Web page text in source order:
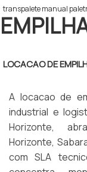
transpalete manual
LOCACAO DE
A locacao de
industrial e
Horizonte,
Horizonte,
com SLA